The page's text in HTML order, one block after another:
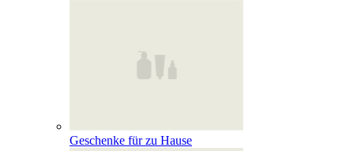
Geschenke für zu Hause